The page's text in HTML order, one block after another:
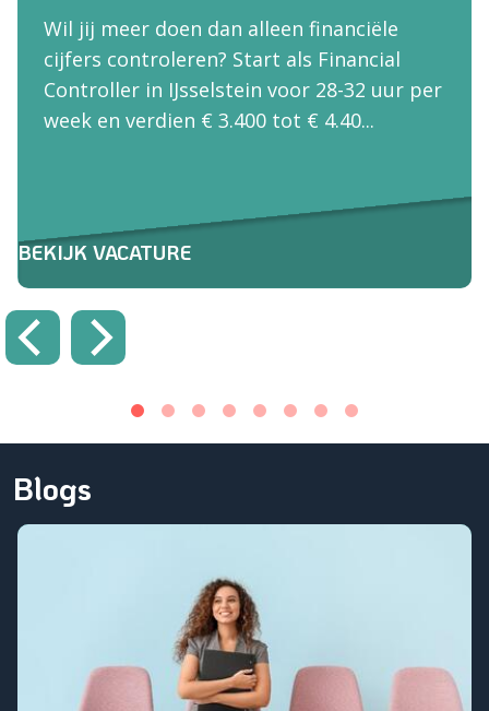
Wil jij meer doen dan alleen financiële
cijfers controleren? Start als Financial
Controller in IJsselstein voor 28-32 uur per
week en verdien € 3.400 tot € 4.40...
BEKIJK VACATURE
Blogs